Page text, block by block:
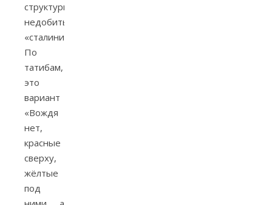
структуры,
недобитые
«сталинисты»).
По
татибам,
это
вариант
«Вождя
нет,
красные
сверху,
жёлтые
под